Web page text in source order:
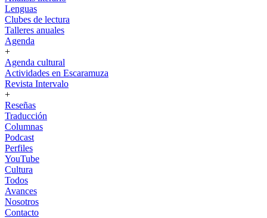
Lenguas
Clubes de lectura
Talleres anuales
Agenda
+
Agenda cultural
Actividades en Escaramuza
Revista Intervalo
+
Reseñas
Traducción
Columnas
Podcast
Perfiles
YouTube
Cultura
Todos
Avances
Nosotros
Contacto